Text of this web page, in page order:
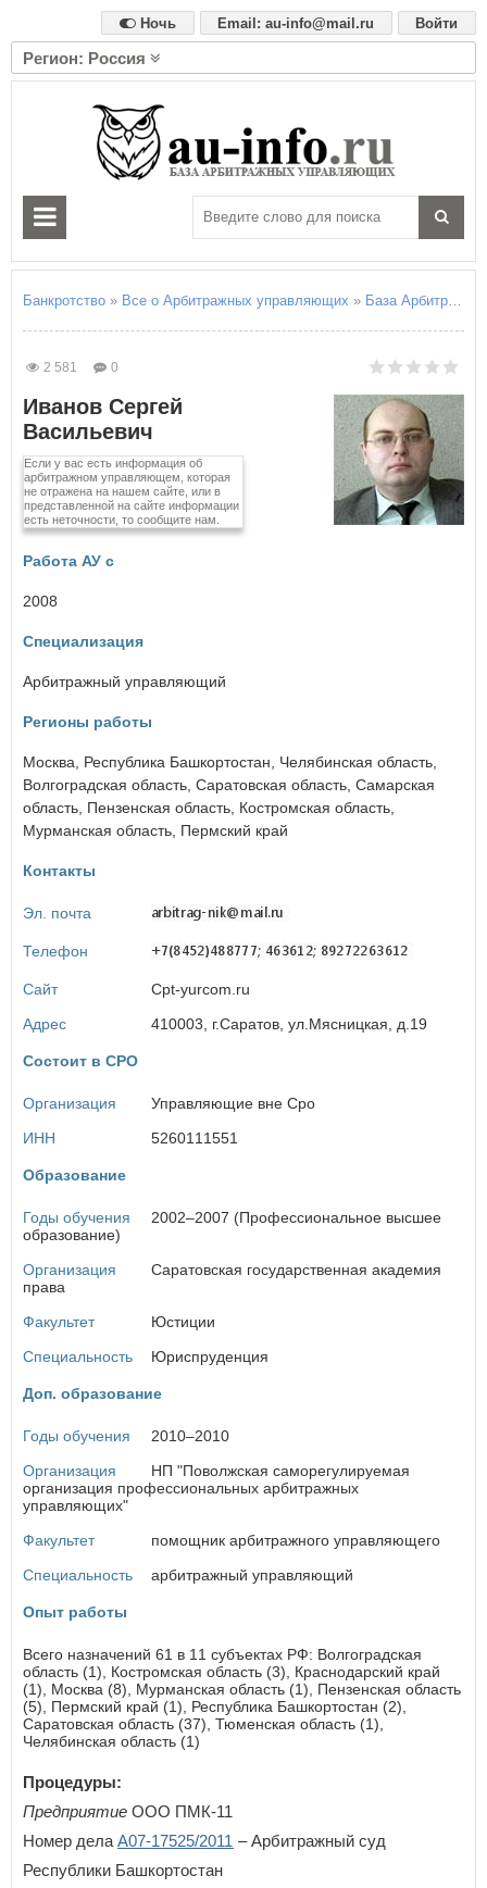
Войти
Email: au-info@mail.ru
Ночь
Регион: Россия
Алтайский край
Амурская область
Архангельская область
Астраханская область
Б
Белгородская область
В
Владимирская область
Вологодская область
Воронежская область
Е
Еврейская автономная область
Ивановская область
Калининградская область
Калужская область
Камчатский край
Карачаево-Черкесская Республика
Кировская область
Краснодарский край
Курганская область
Курская область
Ленинградская область
Липецкая область
М
Магаданская область
Московская область
Н
Ненецкий автономный округ
Нижегородская область
Новосибирская область
Омская область
Оренбургская область
Орловская область
П
Пермский край
Приморский край
Псковская область
Республика Адыгея
Республика Алтай
Республика Башкортостан
Республика Бурятия
Республика Дагестан
Республика Калмыкия
Республика Карелия
Республика Коми
Республика Марий Эл
Банкротство » Все о Арбитражных управляющих » База
2 581 0
Иванов Сергей
Васильевич
Если у вас есть информация об
арбитражном управляющем, которая
не отражена на нашем сайте, или в
представленной на сайте информации
есть неточности, то сообщите нам.
Работа АУ с
2008
Специализация
Арбитражный управляющий
Регионы работы
Москва Республика Башкортостан Челябинская область
Волгоградская область Саратовская область Самарская
область Пензенская область Костромская область
Мурманская область Пермский край
Контакты
Эл. почта
Телефон
Сайт
Cpt-yurcom.ru
Адрес
410003, г.Саратов, ул.Мясницкая, д.19
Состоит в СРО
Организация
Управляющие вне Сро
ИНН
5260111551
Образование
Годы обучения
2002–2007 (Профессиональное высшее
образование)
Организация
Саратовская государственная академия
права
Факультет
Юстиции
Специальность
Юриспруденция
Доп. образование
Годы обучения
2010–2010
Организация
НП "Поволжская саморегулируемая
организация профессиональных арбитражных
управляющих"
Факультет
помощник арбитражного управляющего
Специальность
арбитражный управляющий
Опыт работы
Всего назначений 61 в 11 субъектах РФ: Волгоградская
область (1), Костромская область (3), Краснодарский край
(1), Москва (8), Мурманская область (1), Пензенская область
(5), Пермский край (1), Республика Башкортостан (2),
Саратовская область (37), Тюменская область (1),
Челябинская область (1)
Процедуры:
Предприятие ООО ПМК-11
Номер дела А07-17525/2011 – Арбитражный суд
Республики Башкортостан